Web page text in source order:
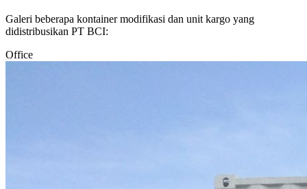
Galeri beberapa kontainer modifikasi dan unit kargo yang
didistribusikan PT BCI:
Office